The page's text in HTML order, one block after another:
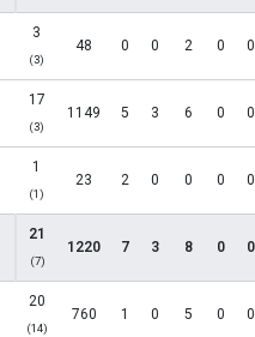
3
(3)
48 0 0 2 0 0
17
(3)
1149 5 3 6 0 0
1
(1)
23 2 0 0 0 0
21
(7)
1220 7 3 8 0 0
20
(14)
760 1 0 5 0 0